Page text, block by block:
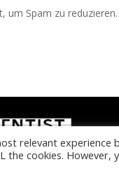
um Spam zu reduzieren.
relevant
the cookies.